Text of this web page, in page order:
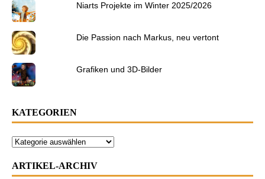
Niarts Projekte im Winter 2025/2026
Die Passion nach Markus, neu vertont
Grafiken und 3D-Bilder
KATEGORIEN
ARTIKEL-ARCHIV